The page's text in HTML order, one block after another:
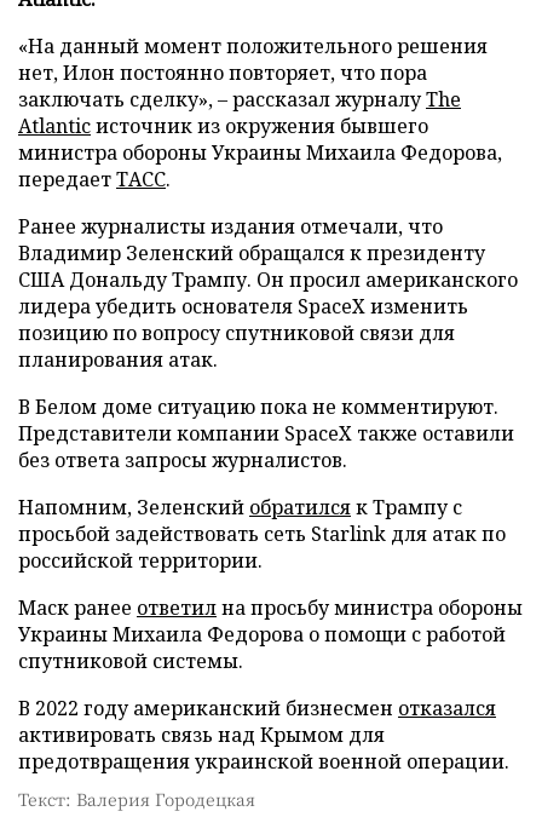
«На данный момент положительного решения
нет, Илон постоянно повторяет, что пора
заключать сделку», – рассказал журналуThe
Atlanticисточник из окружения бывшего
министра обороны Украины Михаила Федорова,
передаетТАСС.
Ранее журналисты издания отмечали, что
Владимир Зеленский обращался к президенту
США Дональду Трампу. Он просил американского
лидера убедить основателя SpaceX изменить
позицию по вопросу спутниковой связи для
планирования атак.
В Белом доме ситуацию пока не комментируют.
Представители компании SpaceX также оставили
без ответа запросы журналистов.
Напомним, Зеленский обратилсяк Трампу с
просьбой задействовать сеть Starlink для атак по
российской территории.
Маск ранее ответилна просьбу министра обороны
Украины Михаила Федорова о помощи с работой
спутниковой системы.
В 2022 году американский бизнесмен отказался
активировать связь над Крымом для
предотвращения украинской военной операции.
Текст: Валерия Городецкая